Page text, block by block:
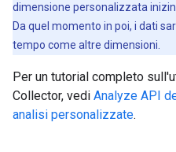
dimensione personalizzata
Da quel momento in poi, i dati
tempo come altre dimensioni.
Per un tutorial completo
Collector, vedi Analyze API
analisi personalizzate.